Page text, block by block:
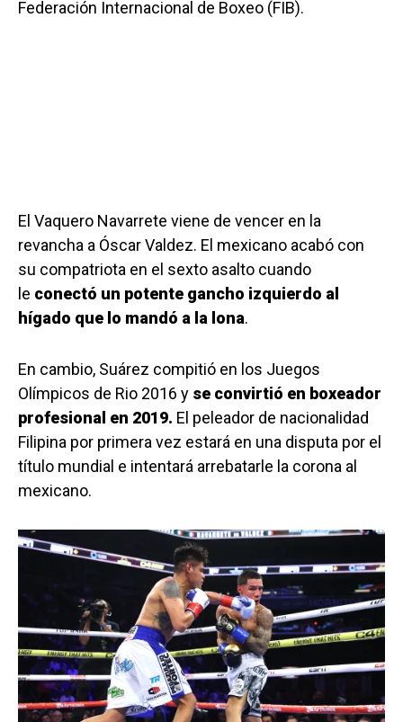
Federación Internacional de Boxeo (FIB).
El Vaquero Navarrete viene de vencer en la
revancha a Óscar Valdez. El mexicano acabó con
su compatriota en el sexto asalto cuando
le conectó un potente gancho izquierdo al
hígado que lo mandó a la lona.
En cambio, Suárez compitió en los Juegos
Olímpicos de Rio 2016 y se convirtió en boxeador
profesional en 2019. El peleador de nacionalidad
Filipina por primera vez estará en una disputa por el
título mundial e intentará arrebatarle la corona al
mexicano.